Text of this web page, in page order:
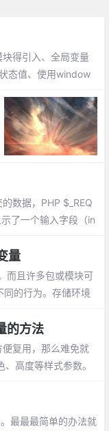
得引入、全局变量
态值、使用window
数据，PHP $_REQ
了一个输入字段（in
量
而且许多包或模块可
同的行为。存储环境
的方法
复用，那么难免就
高度等样式参数。
最最最简单的办法就